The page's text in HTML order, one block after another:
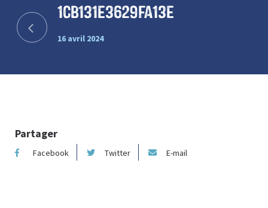
1cb131e3629fa13e
16 avril 2024
Partager
Facebook Twitter E-mail